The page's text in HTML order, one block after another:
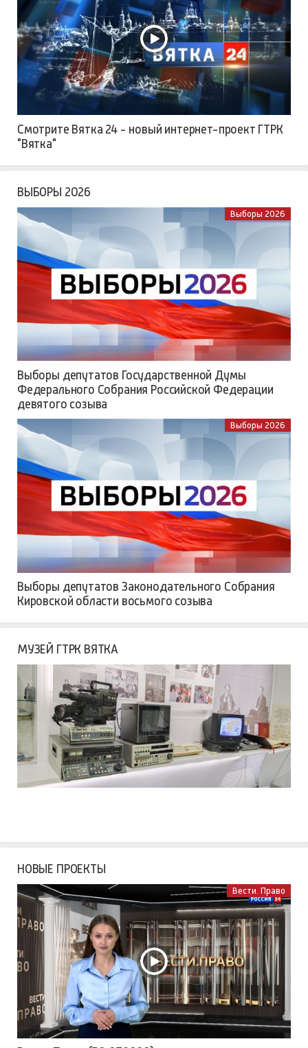
Смотрите Вятка 24 - новый интернет-проект ГТРК
"Вятка"
ВЫБОРЫ 2026
Выборы 2026
Выборы депутатов Государственной Думы
Федерального Собрания Российской Федерации
девятого созыва
Выборы 2026
Выборы депутатов Законодательного Собрания
Кировской области восьмого созыва
МУЗЕЙ ГТРК ВЯТКА
НОВЫЕ ПРОЕКТЫ
Вести. Право